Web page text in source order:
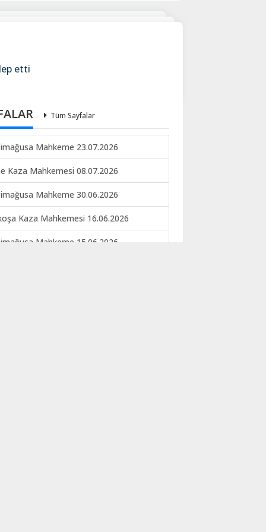
etti
Tüm Sayfalar
Mahkeme 23.07.2026
Kaza Mahkemesi 08.07.2026
Mahkeme 30.06.2026
Kaza Mahkemesi 16.06.2026
Mahkeme 15.06.2026